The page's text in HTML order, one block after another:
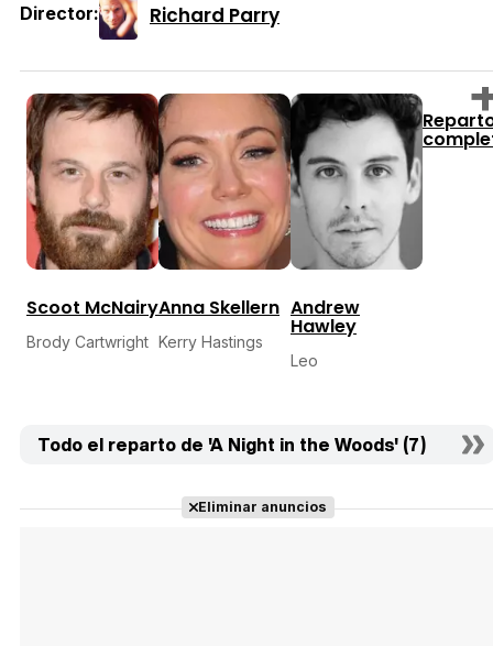
Director: Richard Parry
Scoot McNairy
Brody Cartwright
Anna Skellern
Kerry Hastings
Andrew
Hawley
Leo
Todo el reparto de 'A Night in the Woods' (7)
Eliminar anuncios